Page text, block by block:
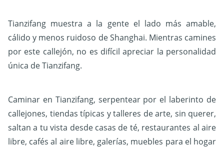
Tianzifang muestra a la gente el lado más amable,
cálido y menos ruidoso de Shanghai. Mientras camines
por este callejón, no es difícil apreciar la personalidad
única de Tianzifang.
Caminar en Tianzifang, serpentear por el laberinto de
callejones, tiendas típicas y talleres de arte, sin querer,
saltan a tu vista desde casas de té, restaurantes al aire
libre, cafés al aire libre, galerías, muebles para el hogar